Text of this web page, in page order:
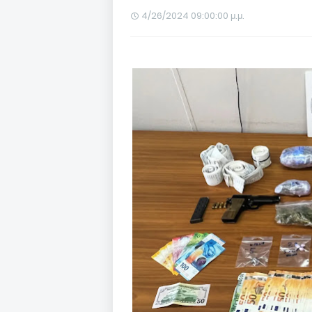
4/26/2024 09:00:00 μ.μ.